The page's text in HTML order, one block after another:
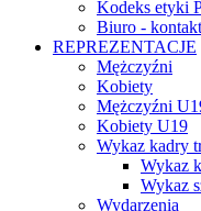
Kodeks etyki
Biuro - kontakt
REPREZENTACJE
Mężczyźni
Kobiety
Mężczyźni
Kobiety U19
Wykaz kadry
Wykaz
Wykaz
Wydarzenia